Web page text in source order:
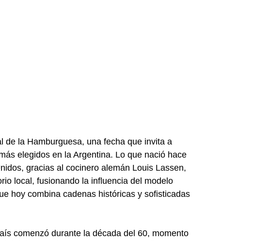
de la Hamburguesa, una fecha que invita a
elegidos en la Argentina. Lo que nació hace
gracias al cocinero alemán Louis Lassen,
local, fusionando la influencia del modelo
hoy combina cadenas históricas y sofisticadas
comenzó durante la década del 60, momento